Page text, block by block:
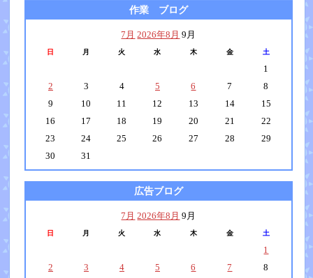
作業 ブログ
7月 2026年8月 9月
日 月 火 水 木 金 土
1
2
3 4 5 6 7
8
9
10 11 12 13 14
15
16
17 18 19 20 21
22
23
24 25 26 27 28
29
30
31
広告ブログ
7月 2026年8月 9月
日 月 火 水 木 金 土
1
2
3 4 5 6 7
8